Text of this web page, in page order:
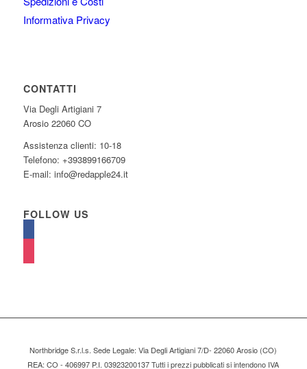
Informativa Privacy
CONTATTI
Via Degli Artigiani 7
Arosio 22060 CO
Assistenza clienti: 10-18
Telefono: +393899166709
E-mail: info@redapple24.it
FOLLOW US
Northbridge S.r.l.s. Sede Legale: Via Degli Artigiani 7/D- 22060 Arosio (CO)
REA: CO - 406997 P.I. 03923200137 Tutti i prezzi pubblicati si intendono IVA